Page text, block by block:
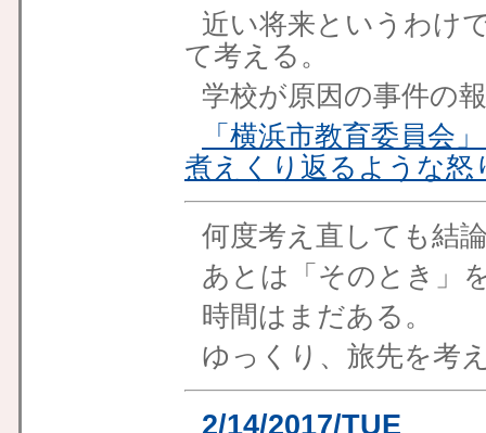
近い将来というわけ
て考える。
学校が原因の事件の
「横浜市教育委員会
煮えくり返るような怒
何度考え直しても結
あとは「そのとき」
時間はまだある。
ゆっくり、旅先を考
2/14/2017/TUE